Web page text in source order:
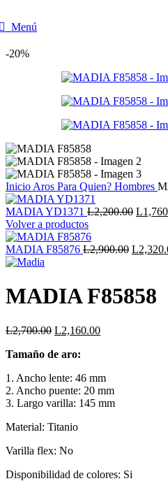
Menú
-20%
Inicio Aros Para Quien? Hombres
MADIA YD1371 L2,200.00 El
era:
L
Volver a productos
MADIA F85876 L2,900.00 El
era:
L
MADIA F85858
L2,700.00 El
original
L2,700.00.
L2,160.00El
L2,160.00.
Tamaño de aro:
1. Ancho lente: 46 mm
2. Ancho puente: 20 mm
3. Largo varilla: 145 mm
Material: Titanio
Varilla flex: No
Disponibilidad de colores: Si